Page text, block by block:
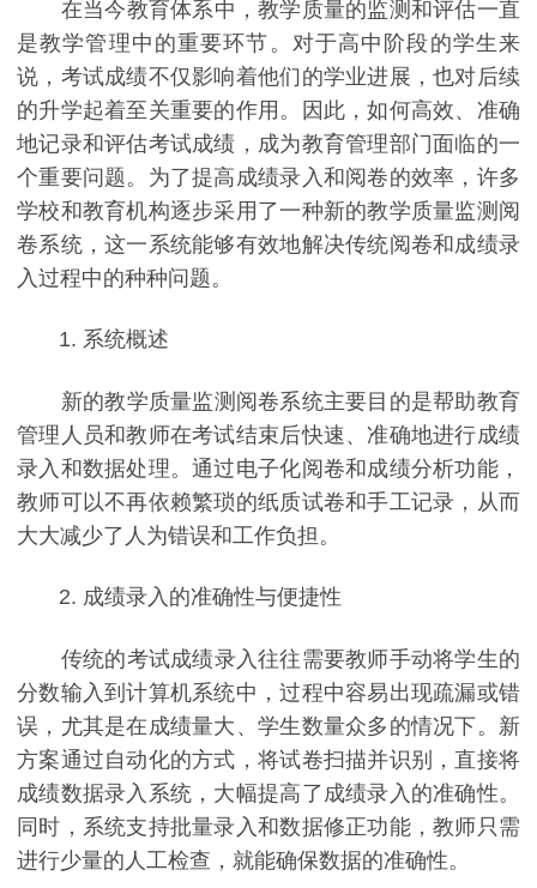
在当今教育体系中，教学质量的监测和评估一直
是教学管理中的重要环节。对于高中阶段的学生来
说，考试成绩不仅影响着他们的学业进展，也对后续
的升学起着至关重要的作用。因此，如何高效、准确
地记录和评估考试成绩，成为教育管理部门面临的一
个重要问题。为了提高成绩录入和阅卷的效率，许多
学校和教育机构逐步采用了一种新的教学质量监测阅
卷系统，这一系统能够有效地解决传统阅卷和成绩录
入过程中的种种问题。
1. 系统概述
新的教学质量监测阅卷系统主要目的是帮助教育
管理人员和教师在考试结束后快速、准确地进行成绩
录入和数据处理。通过电子化阅卷和成绩分析功能，
教师可以不再依赖繁琐的纸质试卷和手工记录，从而
大大减少了人为错误和工作负担。
2. 成绩录入的准确性与便捷性
传统的考试成绩录入往往需要教师手动将学生的
分数输入到计算机系统中，过程中容易出现疏漏或错
误，尤其是在成绩量大、学生数量众多的情况下。新
方案通过自动化的方式，将试卷扫描并识别，直接将
成绩数据录入系统，大幅提高了成绩录入的准确性。
同时，系统支持批量录入和数据修正功能，教师只需
进行少量的人工检查，就能确保数据的准确性。